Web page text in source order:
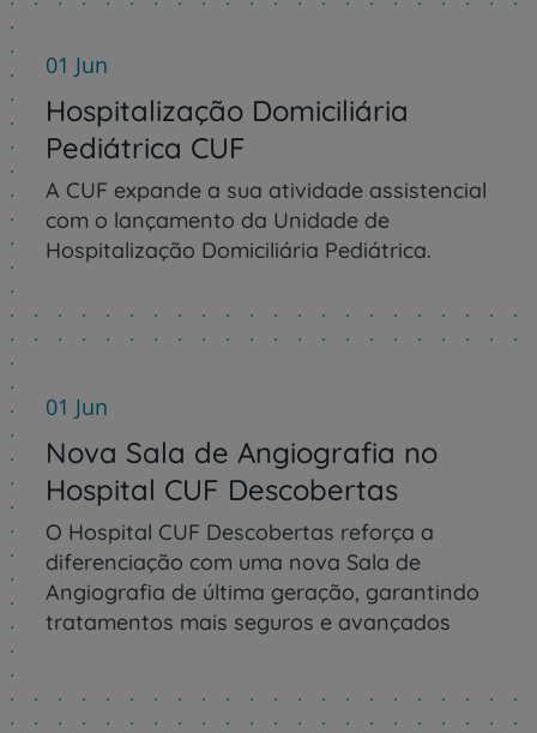
01 Jun
Hospitalização Domiciliária
Pediátrica CUF
A CUF expande a sua atividade assistencial
com o lançamento da Unidade de
Hospitalização Domiciliária Pediátrica.
01 Jun
Nova Sala de Angiografia no
Hospital CUF Descobertas
O Hospital CUF Descobertas reforça a
diferenciação com uma nova Sala de
Angiografia de última geração, garantindo
tratamentos mais seguros e avançados